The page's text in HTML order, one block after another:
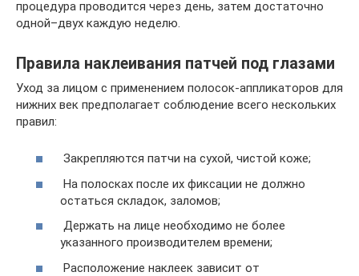
процедура проводится через день, затем достаточно
одной–двух каждую неделю.
Правила наклеивания патчей под глазами
Уход за лицом с применением полосок-аппликаторов для
нижних век предполагает соблюдение всего нескольких
правил:
Закрепляются патчи на сухой, чистой коже;
На полосках после их фиксации не должно
остаться складок, заломов;
Держать на лице необходимо не более
указанного производителем времени;
Расположение наклеек зависит от